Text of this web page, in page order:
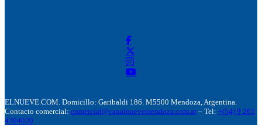
ELNUEVE.COM. Domicillo: Garibaldi 186. M5500 Mendoza, Argentina.
Contacto comercial: comercial@canalnuevemendoza.com.ar – Tel: +(54) 9 261
4204020